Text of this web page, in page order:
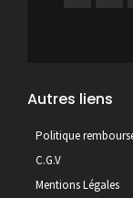
Autres liens
Politique
C.G.V
Mentions Légales